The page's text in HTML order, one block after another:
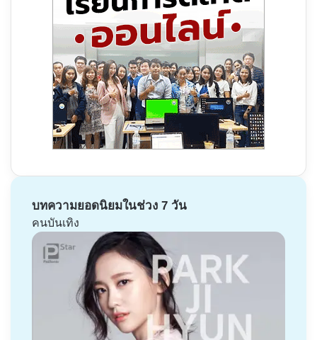
บทความยอดนิยมในช่วง 7 วัน
คนบันเทิง